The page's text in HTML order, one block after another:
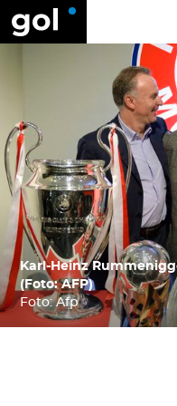
Karl-Heinz
(Foto: AFP)
Foto: Afp